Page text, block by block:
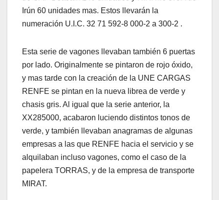
Irún 60 unidades mas. Estos llevarán la
numeración U.I.C. 32 71 592-8 000-2 a 300-2 .
Esta serie de vagones llevaban también 6 puertas
por lado. Originalmente se pintaron de rojo óxido,
y mas tarde con la creación de la UNE CARGAS
RENFE se pintan en la nueva librea de verde y
chasis gris. Al igual que la serie anterior, la
XX285000, acabaron luciendo distintos tonos de
verde, y también llevaban anagramas de algunas
empresas a las que RENFE hacia el servicio y se
alquilaban incluso vagones, como el caso de la
papelera TORRAS, y de la empresa de transporte
MIRAT.